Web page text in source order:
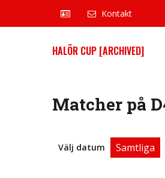
Kontakt
HALÖR CUP [ARCHIVED]
Matcher på
Välj datum Samtliga